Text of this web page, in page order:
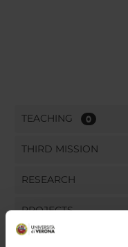
TEACHING 0
THIRD MISSION
RESEARCH
PROJECTS